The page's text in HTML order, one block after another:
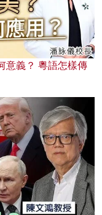
意義？ 粵語怎樣傳